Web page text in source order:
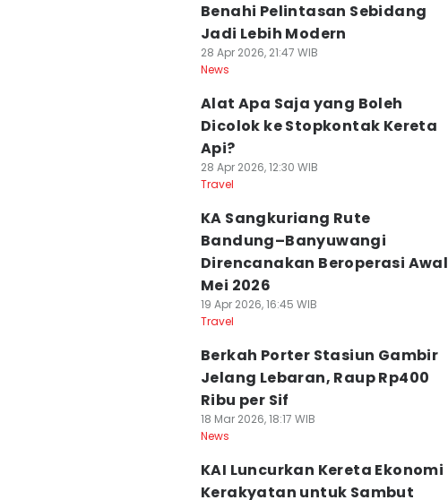
Benahi Pelintasan Sebidang
Jadi Lebih Modern
28 Apr 2026, 21:47 WIB
News
Alat Apa Saja yang Boleh
Dicolok ke Stopkontak Kereta
Api?
28 Apr 2026, 12:30 WIB
Travel
KA Sangkuriang Rute
Bandung–Banyuwangi
Direncanakan Beroperasi Awal
Mei 2026
19 Apr 2026, 16:45 WIB
Travel
Berkah Porter Stasiun Gambir
Jelang Lebaran, Raup Rp400
Ribu per Sif
18 Mar 2026, 18:17 WIB
News
KAI Luncurkan Kereta Ekonomi
Kerakyatan untuk Sambut